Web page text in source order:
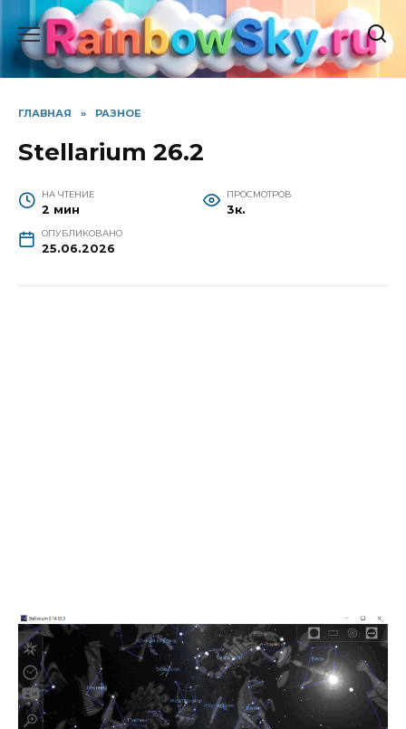
Перейти
содержанию
ГЛАВНАЯ » РАЗНОЕ
Stellarium 26.2
НА ЧТЕНИЕ
2 мин
ПРОСМОТРОВ
3к.
ОПУБЛИКОВАНО
25.06.2026